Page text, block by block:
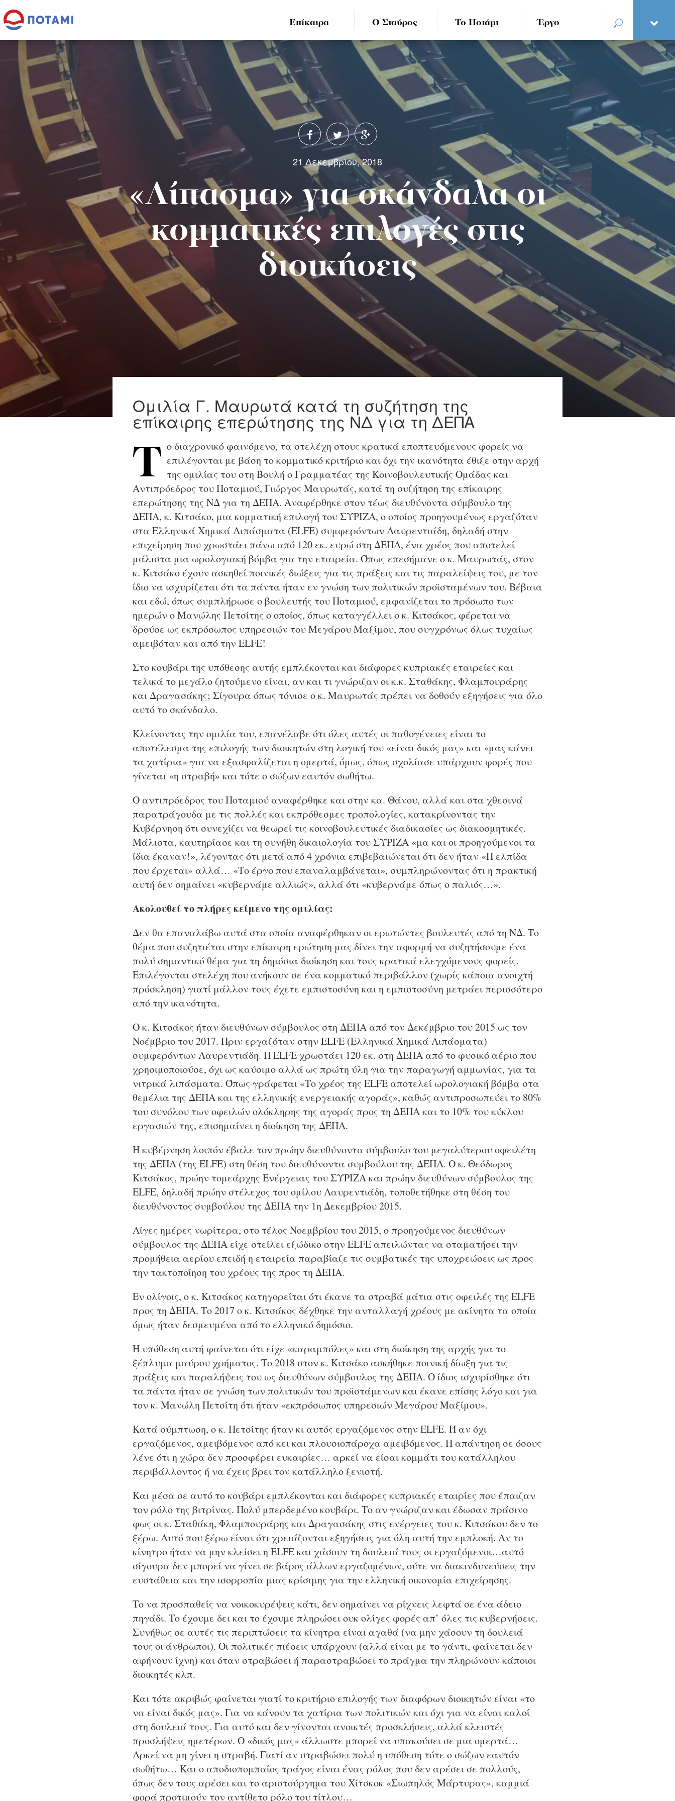
Επίκαιρα Ο Σταύρος Το Ποτάμι Έργο
21 Δεκεμβρίου, 2018
«Λίπασμα» για σκάνδαλα οι
κομματικές επιλογές στις
διοικήσεις
Ομιλία Γ. Μαυρωτά κατά τη συζήτηση της
επίκαιρης επερώτησης της ΝΔ για τη ΔΕΠΑ
Τ ο διαχρονικό φαινόμενο, τα στελέχη στους κρατικά εποπτευόμενους φορείς να
επιλέγονται με βάση το κομματικό κριτήριο και όχι την ικανότητα έθιξε στην αρχή
της ομιλίας του στη Βουλή ο Γραμματέας της Κοινοβουλευτικής Ομάδας και
Αντιπρόεδρος του Ποταμιού, Γιώργος Μαυρωτάς, κατά τη συζήτηση της επίκαιρης
επερώτησης της ΝΔ για τη ΔΕΠΑ. Αναφέρθηκε στον τέως διευθύνοντα σύμβουλο της
ΔΕΠΑ, κ. Κιτσάκο, μια κομματική επιλογή του ΣΥΡΙΖΑ, ο οποίος προηγουμένως εργαζόταν
στα Ελληνικά Χημικά Λιπάσματα (ELFE) συμφερόντων Λαυρεντιάδη, δηλαδή στην
επιχείρηση που χρωστάει πάνω από 120 εκ. ευρώ στη ΔΕΠΑ, ένα χρέος που αποτελεί
μάλιστα μια ωρολογιακή βόμβα για την εταιρεία. Όπως επεσήμανε ο κ. Μαυρωτάς, στον
κ. Κιτσάκο έχουν ασκηθεί ποινικές διώξεις για τις πράξεις και τις παραλείψεις του, με τον
ίδιο να ισχυρίζεται ότι τα πάντα ήταν εν γνώση των πολιτικών προϊσταμένων του. Βέβαια
και εδώ, όπως συμπλήρωσε ο βουλευτής του Ποταμιού, εμφανίζεται το πρόσωπο των
ημερών ο Μανώλης Πετσίτης ο οποίος, όπως καταγγέλλει ο κ. Κιτσάκος, φέρεται να
δρούσε ως εκπρόσωπος υπηρεσιών του Μεγάρου Μαξίμου, που συγχρόνως όλως τυχαίως
αμειβόταν και από την ELFE!
Στο κουβάρι της υπόθεσης αυτής εμπλέκονται και διάφορες κυπριακές εταιρείες και
τελικά το μεγάλο ζητούμενο είναι, αν και τι γνώριζαν οι κ.κ. Σταθάκης, Φλαμπουράρης
και Δραγασάκης; Σίγουρα όπως τόνισε ο κ. Μαυρωτάς πρέπει να δοθούν εξηγήσεις για όλο
αυτό το σκάνδαλο.
Κλείνοντας την ομιλία του, επανέλαβε ότι όλες αυτές οι παθογένειες είναι το
αποτέλεσμα της επιλογής των διοικητών στη λογική του «είναι δικός μας» και «μας κάνει
τα χατίρια» για να εξασφαλίζεται η ομερτά, όμως, όπως σχολίασε υπάρχουν φορές που
γίνεται «η στραβή» και τότε ο σώζων εαυτόν σωθήτω.
Ο αντιπρόεδρος του Ποταμιού αναφέρθηκε και στην κα. Θάνου, αλλά και στα χθεσινά
παρατράγουδα με τις πολλές και εκπρόθεσμες τροπολογίες, κατακρίνοντας την
Κυβέρνηση ότι συνεχίζει να θεωρεί τις κοινοβουλευτικές διαδικασίες ως διακοσμητικές.
Μάλιστα, καυτηρίασε και τη συνήθη δικαιολογία του ΣΥΡΙΖΑ «μα και οι προηγούμενοι τα
ίδια έκαναν!», λέγοντας ότι μετά από 4 χρόνια επιβεβαιώνεται ότι δεν ήταν «Η ελπίδα
που έρχεται» αλλά… «Το έργο που επαναλαμβάνεται», συμπληρώνοντας ότι η πρακτική
αυτή δεν σημαίνει «κυβερνάμε αλλιώς», αλλά ότι «κυβερνάμε όπως ο παλιός…».
Ακολουθεί το πλήρες κείμενο της ομιλίας:
Δεν θα επαναλάβω αυτά στα οποία αναφέρθηκαν οι ερωτώντες βουλευτές από τη ΝΔ. Το
θέμα που συζητιέται στην επίκαιρη ερώτηση μας δίνει την αφορμή να συζητήσουμε ένα
πολύ σημαντικό θέμα για τη δημόσια διοίκηση και τους κρατικά ελεγχόμενους φορείς.
Επιλέγονται στελέχη που ανήκουν σε ένα κομματικό περιβάλλον (χωρίς κάποια ανοιχτή
πρόσκληση) γιατί μάλλον τους έχετε εμπιστοσύνη και η εμπιστοσύνη μετράει περισσότερο
από την ικανότητα.
Ο κ. Κιτσάκος ήταν διευθύνων σύμβουλος στη ΔΕΠΑ από τον Δεκέμβριο του 2015 ως τον
Νοέμβριο του 2017. Πριν εργαζόταν στην ELFE (Ελληνικά Χημικά Λιπάσματα)
συμφερόντων Λαυρεντιάδη. Η ELFE χρωστάει 120 εκ. στη ΔΕΠΑ από το φυσικό αέριο που
χρησιμοποιούσε, όχι ως καύσιμο αλλά ως πρώτη ύλη για την παραγωγή αμμωνίας, για τα
νιτρικά λιπάσματα. Όπως γράφεται «Το χρέος της ELFE αποτελεί ωρολογιακή βόμβα στα
θεμέλια της ΔΕΠΑ και της ελληνικής ενεργειακής αγοράς», καθώς αντιπροσωπεύει το 80%
του συνόλου των οφειλών ολόκληρης της αγοράς προς τη ΔΕΠΑ και το 10% του κύκλου
εργασιών της, επισημαίνει η διοίκηση της ΔΕΠΑ.
Η κυβέρνηση λοιπόν έβαλε τον πρώην διευθύνοντα σύμβουλο του μεγαλύτερου οφειλέτη
της ΔΕΠΑ (της ΕLFE) στη θέση του διευθύνοντα συμβούλου της ΔΕΠΑ. Ο κ. Θεόδωρος
Κιτσάκος, πρώην τομεάρχης Ενέργειας του ΣΥΡΙΖΑ και πρώην διευθύνων σύμβουλος της
ELFE, δηλαδή πρώην στέλεχος του ομίλου Λαυρεντιάδη, τοποθετήθηκε στη θέση του
διευθύνοντος συμβούλου της ΔΕΠΑ την 1η Δεκεμβρίου 2015.
Λίγες ημέρες νωρίτερα, στο τέλος Νοεμβρίου του 2015, ο προηγούμενος διευθύνων
σύμβουλος της ΔΕΠΑ είχε στείλει εξώδικο στην ELFE απειλώντας να σταματήσει την
προμήθεια αερίου επειδή η εταιρεία παραβίαζε τις συμβατικές της υποχρεώσεις ως προς
την τακτοποίηση του χρέους της προς τη ΔΕΠΑ.
Εν ολίγοις, ο κ. Κιτσάκος κατηγορείται ότι έκανε τα στραβά μάτια στις οφειλές της ΕLFE
προς τη ΔΕΠΑ. Το 2017 ο κ. Κιτσάκος δέχθηκε την ανταλλαγή χρέους με ακίνητα τα οποία
όμως ήταν δεσμευμένα από το ελληνικό δημόσιο.
Η υπόθεση αυτή φαίνεται ότι είχε «καραμπόλες» και στη διοίκηση της αρχής για το
ξέπλυμα μαύρου χρήματος. Το 2018 στον κ. Κιτσάκο ασκήθηκε ποινική δίωξη για τις
πράξεις και παραλήψεις του ως διευθύνων σύμβουλος της ΔΕΠΑ. Ο ίδιος ισχυρίσθηκε ότι
τα πάντα ήταν σε γνώση των πολιτικών του προϊστάμενων και έκανε επίσης λόγο και για
τον κ. Μανώλη Πετσίτη ότι ήταν «εκπρόσωπος υπηρεσιών Μεγάρου Μαξίμου».
Κατά σύμπτωση, ο κ. Πετσίτης ήταν κι αυτός εργαζόμενος στην ELFE. Ή αν όχι
εργαζόμενος, αμειβόμενος από κει και πλουσιοπάροχα αμειβόμενος. Η απάντηση σε όσους
λένε ότι η χώρα δεν προσφέρει ευκαιρίες… αρκεί να είσαι κομμάτι του κατάλληλου
περιβάλλοντος ή να έχεις βρει τον κατάλληλο ξενιστή.
Και μέσα σε αυτό το κουβάρι εμπλέκονται και διάφορες κυπριακές εταιρίες που έπαιζαν
τον ρόλο της βιτρίνας. Πολύ μπερδεμένο κουβάρι. Το αν γνώριζαν και έδωσαν πράσινο
φως οι κ. Σταθάκη, Φλαμπουράρης και Δραγασάκης στις ενέργειες του κ. Κιτσάκου δεν το
ξέρω. Αυτό που ξέρω είναι ότι χρειάζονται εξηγήσεις για όλη αυτή την εμπλοκή. Αν το
κίνητρο ήταν να μην κλείσει η ELFE και χάσουν τη δουλειά τους οι εργαζόμενοι…αυτό
σίγουρα δεν μπορεί να γίνει σε βάρος άλλων εργαζομένων, ούτε να διακινδυνεύσεις την
ευστάθεια και την ισορροπία μιας κρίσιμης για την ελληνική οικονομία επιχείρησης.
Το να προσπαθείς να νοικοκυρέψεις κάτι, δεν σημαίνει να ρίχνεις λεφτά σε ένα άδειο
πηγάδι. Το έχουμε δει και το έχουμε πληρώσει ουκ ολίγες φορές απ’ όλες τις κυβερνήσεις.
Συνήθως σε αυτές τις περιπτώσεις τα κίνητρα είναι αγαθά (να μην χάσουν τη δουλειά
τους οι άνθρωποι). Οι πολιτικές πιέσεις υπάρχουν (αλλά είναι με το γάντι, φαίνεται δεν
αφήνουν ίχνη) και όταν στραβώσει ή παραστραβώσει το πράγμα την πληρώνουν κάποιοι
διοικητές κλπ.
Και τότε ακριβώς φαίνεται γιατί το κριτήριο επιλογής των διαφόρων διοικητών είναι «το
να είναι δικός μας». Για να κάνουν τα χατίρια των πολιτικών και όχι για να είναι καλοί
στη δουλειά τους. Για αυτό και δεν γίνονται ανοικτές προσκλήσεις, αλλά κλειστές
προσλήψεις ημετέρων. Ο «δικός μας» άλλωστε μπορεί να υπακούσει σε μια ομερτά…
Αρκεί να μη γίνει η στραβή. Γιατί αν στραβώσει πολύ η υπόθεση τότε ο σώζων εαυτόν
σωθήτω… Και ο αποδιοπομπαίος τράγος είναι ένας ρόλος που δεν αρέσει σε πολλούς,
όπως δεν τους αρέσει και το αριστούργημα του Χίτσκοκ «Σιωπηλός Μάρτυρας», καμμιά
φορά προτιμούν τον αντίθετο ρόλο του τίτλου…